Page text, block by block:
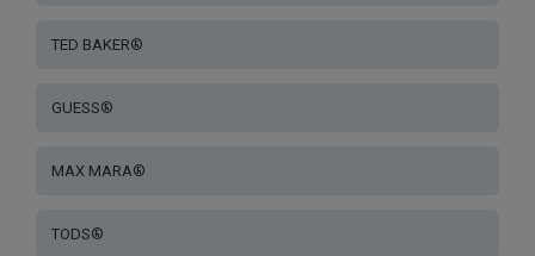
TED BAKER®
GUESS®
MAX MARA®
TODS®